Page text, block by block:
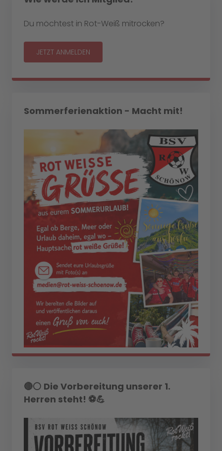
Du möchtest in Rot-Weiß mitrocken?
JETZT ANMELDEN
Sommerferienaktion - Macht mit!
🔴⚪ Die Vorbereitung unserer 1.
Herren steht! ⚽💪